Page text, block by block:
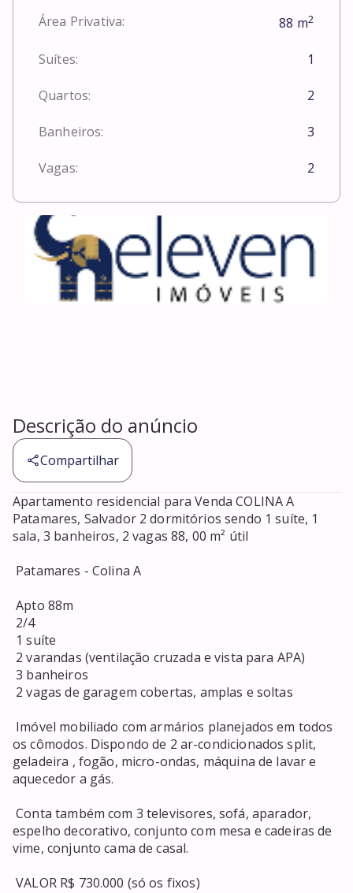
Área Privativa: 88 m2
Suítes: 1
Quartos: 2
Banheiros: 3
Vagas: 2
Descrição do anúncio
Compartilhar
Apartamento residencial para Venda COLINA A
Patamares, Salvador 2 dormitórios sendo 1 suíte, 1
sala, 3 banheiros, 2 vagas 88, 00 m² útil
Apto 88m
3 banheiros
os cômodos. Dispondo de 2 ar-condicionados split,
geladeira , fogão, micro-ondas, máquina de lavar e
aquecedor a gás.
Conta também com 3 televisores, sofá, aparador,
espelho decorativo, conjunto com mesa e cadeiras de
vime, conjunto cama de casal.
VALOR R$ 730.000 (só os fixos)